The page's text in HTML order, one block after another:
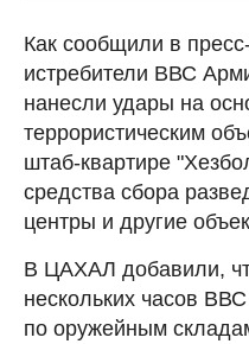
Как сообщили в
истребители ВВС
нанесли удары на
террористическим
штаб-квартире
средства сбора
центры и другие
В ЦАХАЛ добавили,
нескольких часов
по оружейным